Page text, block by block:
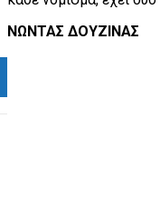
ΝΩΝΤΑΣ ΔΟΥΖΙΝΑΣ